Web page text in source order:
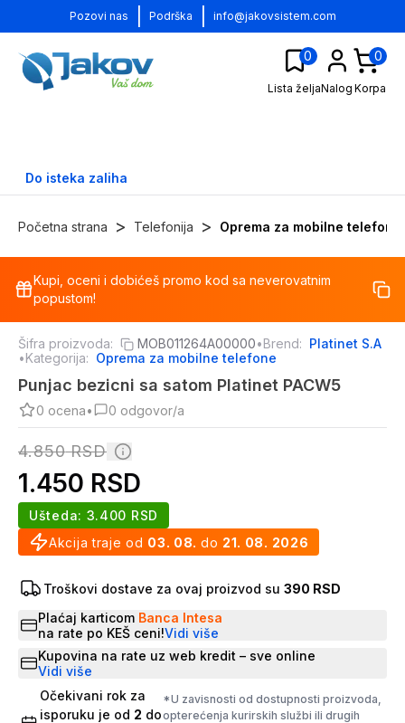
Pozovi nas Podrška info@jakovsistem.com
0
Lista željaNalog
0
Korpa
Do isteka zaliha
Početna strana > Telefonija > Oprema za mobilne telefone
%
Kupi, oceni i dobićeš promo kod sa neverovatnim
popustom!
Šifra proizvoda: MOB011264A00000•Brend: Platinet S.A
•Kategorija: Oprema za mobilne telefone
Punjac bezicni sa satom Platinet PACW5
0 ocena• 0 odgovor/a
4.850RSD
1.450 RSD
Akcija traje od 03. 08. do 21. 08. 2026
Ušteda: 3.400 RSD
Troškovi dostave za ovaj proizvod su 390 RSD
Plaćaj karticom Banca Intesa
na rate po KEŠ ceni!Vidi više
Kupovina na rate uz web kredit – sve online
Vidi više
Očekivani rok za
isporuku je od 2 do
*U zavisnosti od dostupnosti proizvoda,
opterećenja kurirskih službi ili drugih